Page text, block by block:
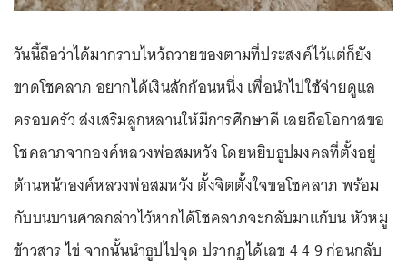
วันนี้ถือว่าได้มากราบไหว้ถวายของตามที่ประสงค์ไว้แต่ก็ยัง
ขาดโชคลาภ อยากได้เงินสักก้อนหนึ่ง เพื่อนำไปใช้จ่ายดูแล
ครอบครัว ส่งเสริมลูกหลานให้มีการศึกษาดี เลยถือโอกาสขอ
โชคลาภจากองค์หลวงพ่อสมหวัง โดยหยิบธูปมงคลที่ตั้งอยู่
ด้านหน้าองค์หลวงพ่อสมหวัง ตั้งจิตตั้งใจขอโชคลาภ พร้อม
กับบนบานศาลกล่าวไว้หากได้โชคลาภจะกลับมาแก้บน หัวหมู
ข้าวสาร ไข่ จากนั้นนำธูปไปจุด ปรากฏได้เลข 4 4 9 ก่อนกลับ